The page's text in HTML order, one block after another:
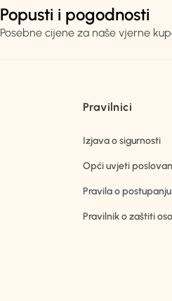
Popusti i pogodnosti
Posebne cijene za naše vjerne
Pravilnici
Izjava o sigurnosti
Opći uvjeti
Pravila o postupanju
Pravilnik o zaštiti